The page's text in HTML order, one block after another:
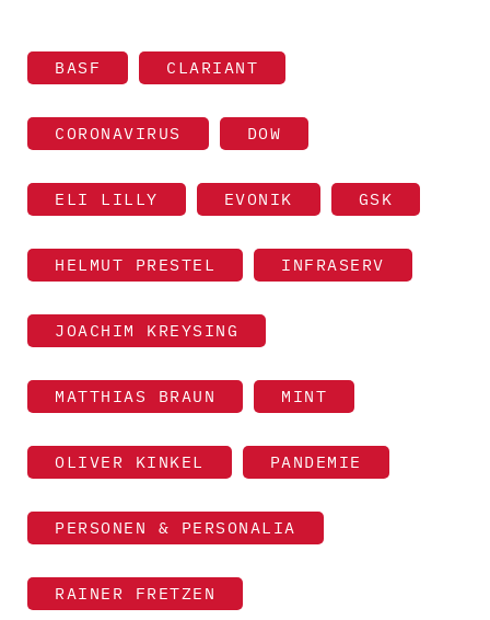
BASF CLARIANT
CORONAVIRUS DOW
ELI LILLY EVONIK GSK
HELMUT PRESTEL INFRASERV
JOACHIM KREYSING
MATTHIAS BRAUN MINT
OLIVER KINKEL PANDEMIE
PERSONEN & PERSONALIA
RAINER FRETZEN